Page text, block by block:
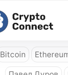
Bitcoin